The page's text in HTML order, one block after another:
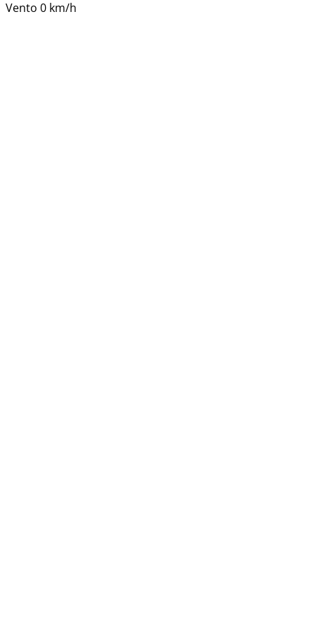
Vento 0 km/h